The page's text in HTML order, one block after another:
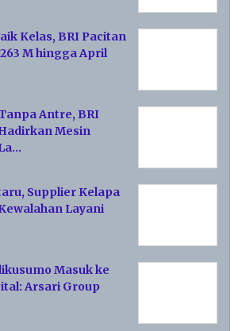
Kelas, BRI Pacitan
M hingga April
Antre, BRI
Mesin
Supplier Kelapa
Layani
Masuk ke
Arsari Group